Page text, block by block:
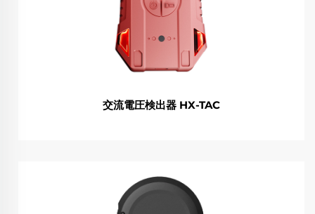
交流電圧検出器 HX-TAC